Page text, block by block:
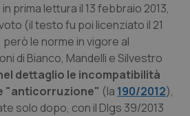
prima lettura il 13 febbraio 2013,
(il testo fu poi licenziato il 21
le norme in vigore al
di Bianco, Mandelli e Silvestro
dettaglio le incompatibilità
"anticorruzione" (la 190/2012),
solo dopo, con il Dlgs 39/2013